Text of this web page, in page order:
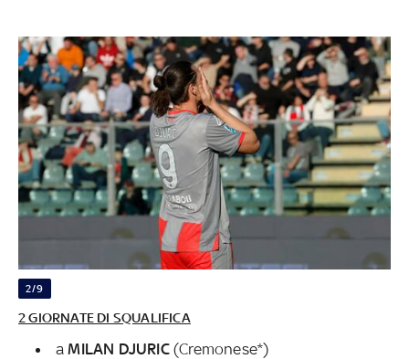
2/9
2 GIORNATE DI SQUALIFICA
aMILAN DJURIC(Cremonese*)